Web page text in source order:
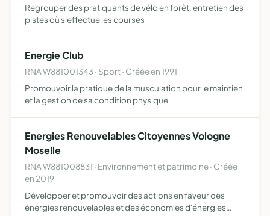
Regrouper des pratiquants de vélo en forêt, entretien des
pistes où s'effectue les courses
Energie Club
RNA W881001343 · Sport · Créée en 1991
Promouvoir la pratique de la musculation pour le maintien
et la gestion de sa condition physique
Energies Renouvelables Citoyennes Vologne
Moselle
RNA W881008831 · Environnement et patrimoine · Créée
en 2019
Développer et promouvoir des actions en faveur des
énergies renouvelables et des économies d'énergies